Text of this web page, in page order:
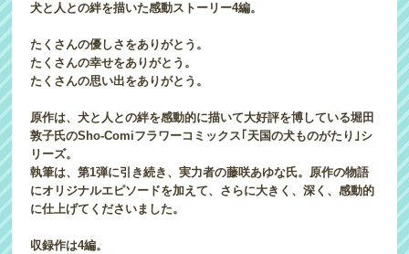
犬と人との絆を描いた感動ストーリー4編。
たくさんの優しさをありがとう。
たくさんの幸せをありがとう。
たくさんの思い出をありがとう。
原作は、犬と人との絆を感動的に描いて大好評を博している堀田
敦子氏のSho-Comiフラワーコミックス｢天国の犬ものがたり｣シ
リーズ。
執筆は、第1弾に引き続き、実力者の藤咲あゆな氏。原作の物語
にオリジナルエピソードを加えて、さらに大きく、深く、感動的
に仕上げてくださいました。
収録作は4編。